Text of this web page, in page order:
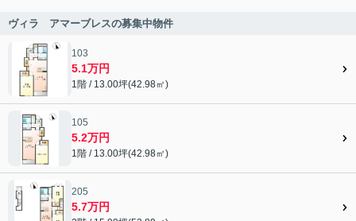
ヴィラ アマーブレスの募集中物件
103
5.1万円
1階 / 13.00坪(42.98㎡)
105
5.2万円
1階 / 13.00坪(42.98㎡)
205
5.7万円